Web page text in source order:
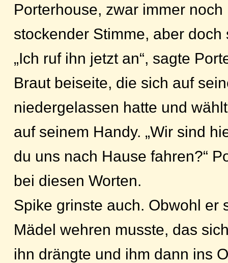
Porterhouse, zwar immer
stockender Stimme, aber doch
„Ich ruf ihn jetzt an“, sagte
Braut beiseite, die sich auf
niedergelassen hatte und
auf seinem Handy. „Wir sind
du uns nach Hause fahren?“
bei diesen Worten.
Spike grinste auch. Obwohl er
Mädel wehren musste, das
ihn drängte und ihm dann ins